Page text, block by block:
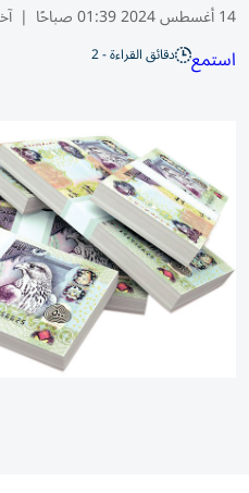
14 أغسطس 2024 01:39 صباحًا |
استمع دقائق القراءة - 2